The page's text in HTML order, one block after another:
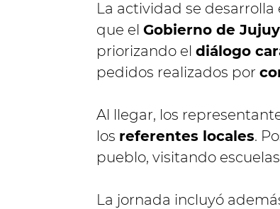
La actividad se desarrolla
que el Gobierno de Jujuy
priorizando el diálogo
pedidos realizados por
Al llegar, los
los referentes locales.
pueblo, visitando
La jornada incluyó